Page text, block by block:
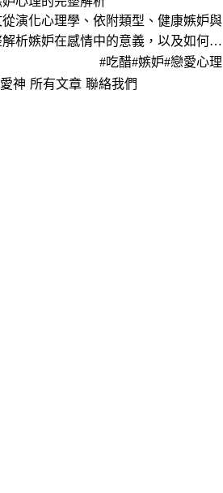
演化心理學、依附類型、健康嫉妒與
析嫉妒在感情中的意義，以及如何處
伴侶的嫉妒，讓你更清楚那個酸酸的
#吃醋#嫉妒#戀愛心理
神 所有文章 聯絡我們